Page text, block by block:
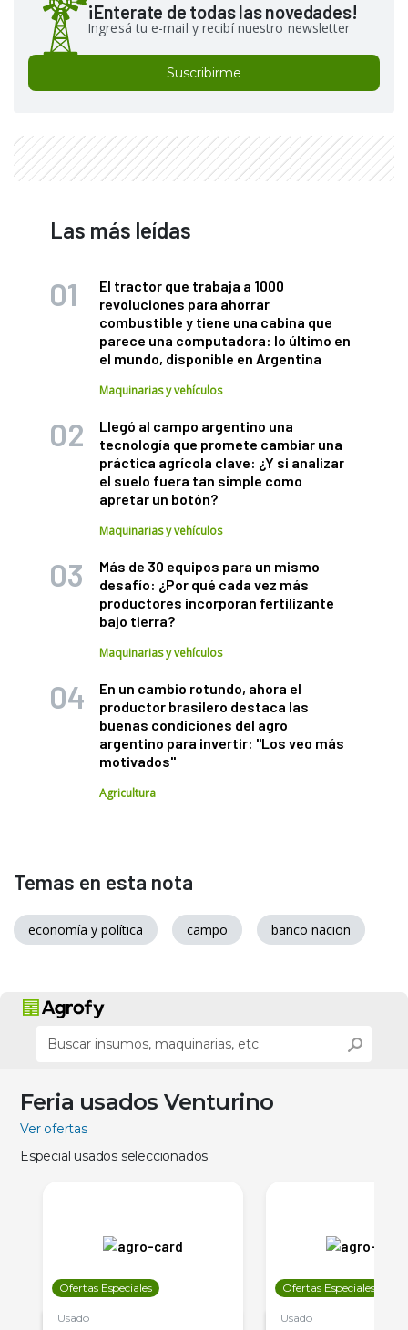
¡Enterate de todas las novedades!
Ingresá tu e-mail y recibí nuestro newsletter
Suscribirme
Las más leídas
El tractor que trabaja a 1000
revoluciones para ahorrar
combustible y tiene una cabina que
parece una computadora: lo último en
el mundo, disponible en Argentina
Maquinarias y vehículos
Llegó al campo argentino una
tecnología que promete cambiar una
práctica agrícola clave: ¿Y si analizar
el suelo fuera tan simple como
apretar un botón?
Maquinarias y vehículos
Más de 30 equipos para un mismo
desafío: ¿Por qué cada vez más
productores incorporan fertilizante
bajo tierra?
Maquinarias y vehículos
En un cambio rotundo, ahora el
productor brasilero destaca las
buenas condiciones del agro
argentino para invertir: "Los veo más
motivados"
Agricultura
Temas en esta nota
economía y política campo banco nacion
Feria usados Venturino
Ver ofertas
Especial usados seleccionados
Ofertas Especiales
Usado
Ofertas Especiales
Usado